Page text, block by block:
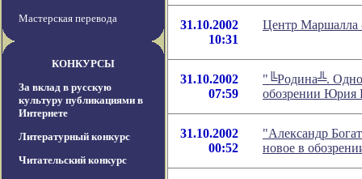
Мастерская перевода
КОНКУРСЫ
За вклад в русскую
культуру публикациями в
Интернете
Литературный конкурс
Читательский конкурс
31.10.2002
10:31
Центр Маршалла
31.10.2002
07:59
"╚Родина╩. Одно
обозрении Юрия
31.10.2002
00:52
"Александр
новое в